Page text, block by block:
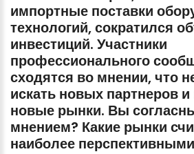
импортные поставки
технологий,сократился
инвестиций. Участники
профессионального
сходятся во мнении,что
искать новых партнеров и
новые рынки. Вы
мнением? Какие рынки
наиболее